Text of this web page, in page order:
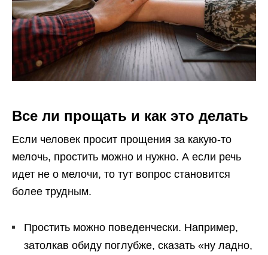
Все ли прощать и как это делать
Если человек просит прощения за какую-то
мелочь, простить можно и нужно. А если речь
идет не о мелочи, то тут вопрос становится
более трудным.
Простить можно поведенчески. Например,
затолкав обиду поглубже, сказать «ну ладно,